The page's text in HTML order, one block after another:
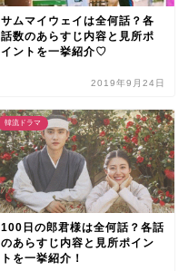
サムマイウェイは全何話？各
話数のあらすじ内容と見所ポ
イントを一挙紹介♡
2019年9月24日
韓流ドラマ
100日の郎君様は全何話？各話
のあらすじ内容と見所ポイン
トを一挙紹介！